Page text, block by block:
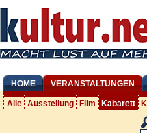
HOME VERANSTALTUNGEN
Alle Ausstellung Film Kabarett